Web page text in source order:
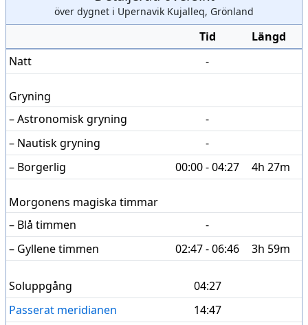
över dygnet i Upernavik Kujalleq, Grönland
Tid
Längd
Natt
-
Gryning
– Astronomisk gryning
-
– Nautisk gryning
-
– Borgerlig
00:00 - 04:27 4h 27m
Morgonens magiska timmar
– Blå timmen
-
– Gyllene timmen
02:47 - 06:46 3h 59m
Soluppgång
04:27
Passerat meridianen
14:47